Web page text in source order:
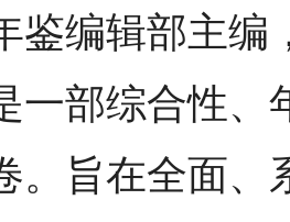
鉴编辑部主编
一部综合性、
。旨在全面、